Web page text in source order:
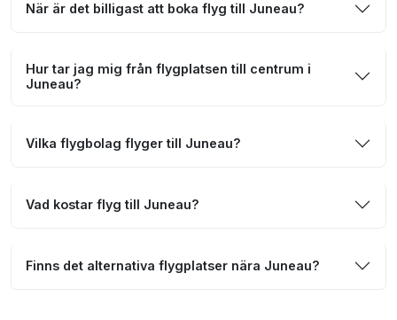
När är det billigast att boka flyg till Juneau?
Hur tar jag mig från flygplatsen till centrum i
Juneau?
Vilka flygbolag flyger till Juneau?
Vad kostar flyg till Juneau?
Finns det alternativa flygplatser nära Juneau?